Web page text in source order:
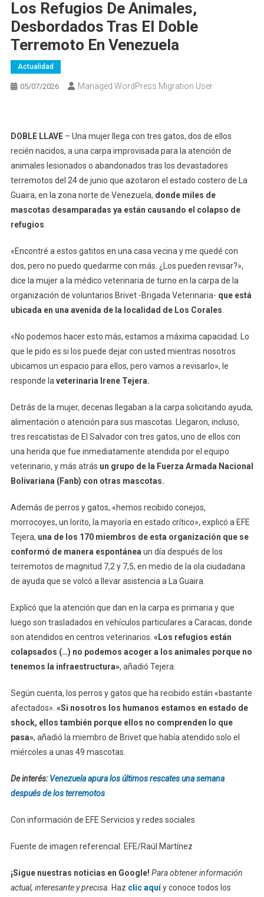
Los Refugios De Animales,
Desbordados Tras El Doble
Terremoto En Venezuela
Actualidad
05/07/2026 Managed WordPress Migration User
DOBLE LLAVE– Una mujer llega con tres gatos, dos de ellos
recién nacidos, a una carpa improvisada para la atención de
animales lesionados o abandonados tras los devastadores
terremotos del 24 de junio que azotaron el estado costero de La
Guaira, en la zona norte de Venezuela, donde miles de
mascotas desamparadas ya están causando el colapso de
refugios.
«Encontré a estos gatitos en una casa vecina y me quedé con
dos, pero no puedo quedarme con más. ¿Los pueden revisar?»,
dice la mujer a la médico veterinaria de turno en la carpa de la
organización de voluntarios Brivet -Brigada Veterinaria- que está
ubicada en una avenida de la localidad de Los Corales.
«No podemos hacer esto más, estamos a máxima capacidad. Lo
que le pido es si los puede dejar con usted mientras nosotros
ubicamos un espacio para ellos, pero vamos a revisarlo», le
responde laveterinaria Irene Tejera.
Detrás de la mujer, decenas llegaban a la carpa solicitando ayuda,
alimentación o atención para sus mascotas. Llegaron, incluso,
tres rescatistas de El Salvador con tres gatos, uno de ellos con
una herida que fue inmediatamente atendida por el equipo
veterinario, y más atrás un grupo de la Fuerza Armada Nacional
Bolivariana (Fanb) con otras mascotas.
Además de perros y gatos, «hemos recibido conejos,
morrocoyes, un lorito, la mayoría en estado crítico», explicó a EFE
Tejera, una de los 170 miembros de esta organización que se
conformó de manera espontáneaun día después de los
terremotos de magnitud 7,2 y 7,5, en medio de la ola ciudadana
de ayuda que se volcó a llevar asistencia a La Guaira.
Explicó que la atención que dan en la carpa es primaria y que
luego son trasladados en vehículos particulares a Caracas, donde
son atendidos en centros veterinarios. «Los refugios están
colapsados (…) no podemos acoger a los animales porque no
tenemos la infraestructura», añadió Tejera.
Según cuenta, los perros y gatos que ha recibido están «bastante
afectados». «Si nosotros los humanos estamos en estado de
shock, ellos también porque ellos no comprenden lo que
pasa», añadió la miembro de Brivet que había atendido solo el
miércoles a unas 49 mascotas.
De interés:Venezuela apura los últimos rescates una semana
después de los terremotos
Con información de EFE Servicios y redes sociales
Fuente de imagen referencial: EFE/Raúl Martínez
¡Sigue nuestras noticias en Google! Para obtener información
actual, interesante y precisa. Haz clic aquíy conoce todos los